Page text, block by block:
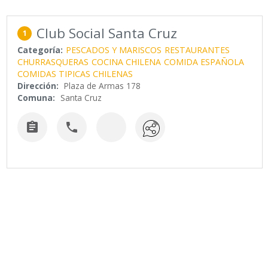
1 Club Social Santa Cruz
Categoría: PESCADOS Y MARISCOS RESTAURANTES
CHURRASQUERAS COCINA CHILENA COMIDA ESPAÑOLA
COMIDAS TIPICAS CHILENAS
Dirección: Plaza de Armas 178
Comuna: Santa Cruz
 